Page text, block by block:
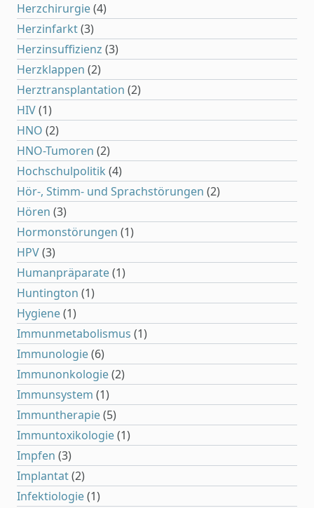
Herzchirurgie(4)
Herzinfarkt(3)
Herzinsuffizienz (3)
Herzklappen (2)
Herztransplantation (2)
HIV(1)
HNO (2)
HNO-Tumoren (2)
Hochschulpolitik (4)
Hör-, Stimm- und Sprachstörungen (2)
Hören (3)
Hormonstörungen (1)
HPV(3)
Humanpräparate(1)
Huntington (1)
Hygiene(1)
Immunmetabolismus (1)
Immunologie(6)
Immunonkologie(2)
Immunsystem (1)
Immuntherapie(5)
Immuntoxikologie(1)
Impfen (3)
Implantat(2)
Infektiologie(1)